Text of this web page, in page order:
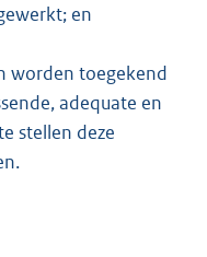
en
worden toegekend
adequate en
stellen deze